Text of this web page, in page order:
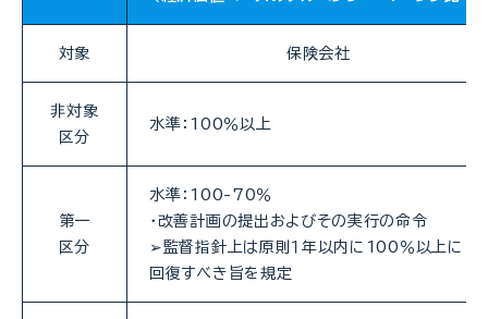
対象 保険会社
非対象
区分
水準：100％以上
第一
区分
水準：100-70％
・改善計画の提出およびその実行の命令
➢監督指針上は原則１年以内に100％以上に
回復すべき旨を規定